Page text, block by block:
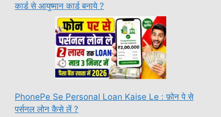
कार्ड से आयुष्मान कार्ड बनाये ?
PhonePe Se Personal Loan Kaise Le : फ़ोन पे से
पर्सनल लोन कैसे लें ?